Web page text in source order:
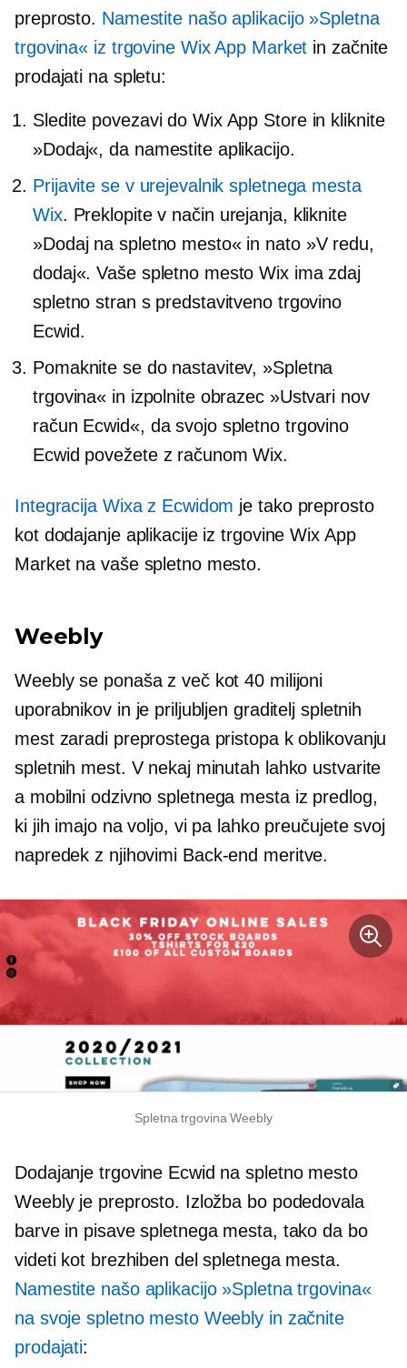
preprosto. Namestite našo aplikacijo »Spletna
trgovina« iz trgovine Wix App Market in začnite
prodajati na spletu:
Sledite povezavi do Wix App Store in kliknite
»Dodaj«, da namestite aplikacijo.
Prijavite se v urejevalnik spletnega mesta
Wix. Preklopite v način urejanja, kliknite
»Dodaj na spletno mesto« in nato »V redu,
dodaj«. Vaše spletno mesto Wix ima zdaj
spletno stran s predstavitveno trgovino
Ecwid.
Pomaknite se do nastavitev, »Spletna
trgovina« in izpolnite obrazec »Ustvari nov
račun Ecwid«, da svojo spletno trgovino
Ecwid povežete z računom Wix.
Integracija Wixa z Ecwidom je tako preprosto
kot dodajanje aplikacije iz trgovine Wix App
Market na vaše spletno mesto.
Weebly
Weebly se ponaša z več kot 40 milijoni
uporabnikov in je priljubljen graditelj spletnih
mest zaradi preprostega pristopa k oblikovanju
spletnih mest. V nekaj minutah lahko ustvarite
a mobilni odzivno spletnega mesta iz predlog,
ki jih imajo na voljo, vi pa lahko preučujete svoj
napredek z njihovimi Back-end meritve.
Spletna trgovina Weebly
Dodajanje trgovine Ecwid na spletno mesto
Weebly je preprosto. Izložba bo podedovala
barve in pisave spletnega mesta, tako da bo
videti kot brezhiben del spletnega mesta.
Namestite našo aplikacijo »Spletna trgovina«
na svoje spletno mesto Weebly in začnite
prodajati: